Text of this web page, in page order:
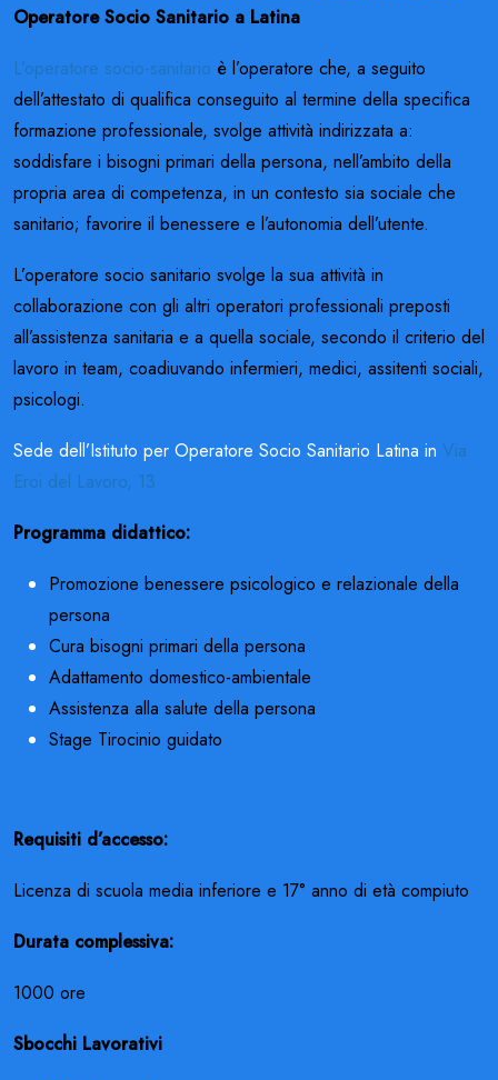
Operatore Socio Sanitario a Latina
L’operatore socio-sanitario è l’operatore che, a seguito
dell’attestato di qualifica conseguito al termine della specifica
formazione professionale, svolge attività indirizzata a:
soddisfare i bisogni primari della persona, nell’ambito della
propria area di competenza, in un contesto sia sociale che
sanitario; favorire il benessere e l’autonomia dell’utente.
L’operatore socio sanitario svolge la sua attività in
collaborazione con gli altri operatori professionali preposti
all’assistenza sanitaria e a quella sociale, secondo il criterio del
lavoro in team, coadiuvando infermieri, medici, assitenti sociali,
psicologi.
Sede dell’Istituto per Operatore Socio Sanitario Latina in Via
Eroi del Lavoro, 13
Programma didattico:
Promozione benessere psicologico e relazionale della
persona
Cura bisogni primari della persona
Adattamento domestico-ambientale
Assistenza alla salute della persona
Stage Tirocinio guidato
Requisiti d’accesso:
Licenza di scuola media inferiore e 17° anno di età compiuto
Durata complessiva:
1000 ore
Sbocchi Lavorativi